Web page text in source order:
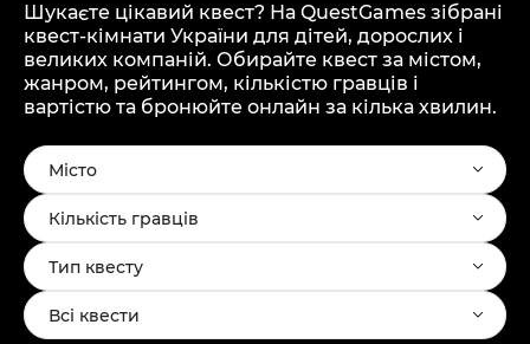
Шукаєте цікавий квест? На QuestGames зібрані
квест-кімнати України для дітей, дорослих і
великих компаній. Обирайте квест за містом,
жанром, рейтингом, кількістю гравців і
вартістю та бронюйте онлайн за кілька хвилин.
Місто
Кількість гравців
Тип квесту
Всі квести